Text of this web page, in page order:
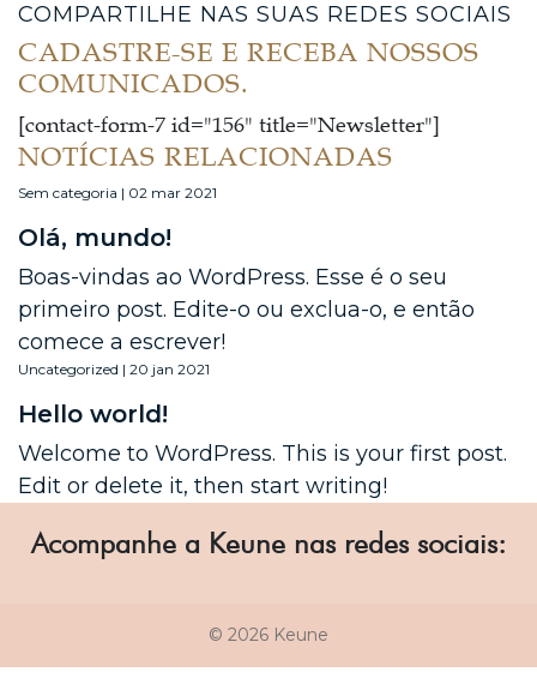
COMPARTILHE NAS SUAS REDES SOCIAIS
CADASTRE-SE E RECEBA NOSSOS
COMUNICADOS.
[contact-form-7 id="156" title="Newsletter"]
NOTÍCIAS RELACIONADAS
Sem categoria | 02 mar 2021
Olá, mundo!
Boas-vindas ao WordPress. Esse é o seu
primeiro post. Edite-o ou exclua-o, e então
comece a escrever!
Uncategorized | 20 jan 2021
Hello world!
Welcome to WordPress. This is your first post.
Edit or delete it, then start writing!
Acompanhe a Keune nas redes sociais:
© 2026 Keune